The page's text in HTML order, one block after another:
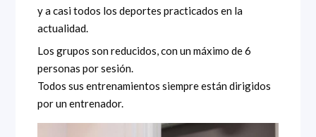
y a casi todos los deportes practicados en la
actualidad.
Los grupos son reducidos, con un máximo de 6
personas por sesión.
Todos sus entrenamientos siempre están dirigidos
por un entrenador.